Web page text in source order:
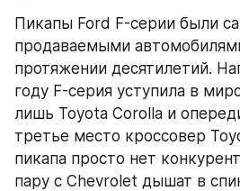
Пикапы Ford F-серии были
продаваемыми
протяжении десятилетий.
году F-серия уступила в
лишь Toyota Corolla и
третье место кроссовер
пикапа просто нет
пару с Chevrolet дышат в